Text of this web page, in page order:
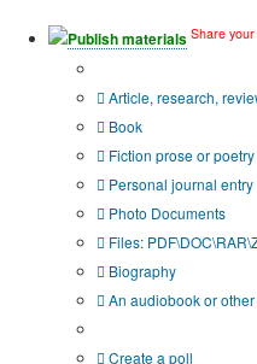
Publish materials Share
Article, research,
Book
Fiction prose or poetry
Personal journal entry
Photo Documents
Files:
Biography
An audiobook or
Create a poll